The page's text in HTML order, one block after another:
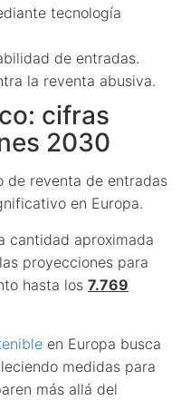
tecnología
de entradas.
la reventa abusiva.
cifras
2030
de reventa de entradas
en Europa.
cantidad aproximada
proyecciones para
hasta los 7.769
en Europa busca
medidas para
más allá del